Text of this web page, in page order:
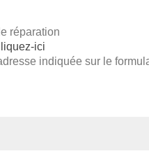
réparation
ici
indiquée sur le